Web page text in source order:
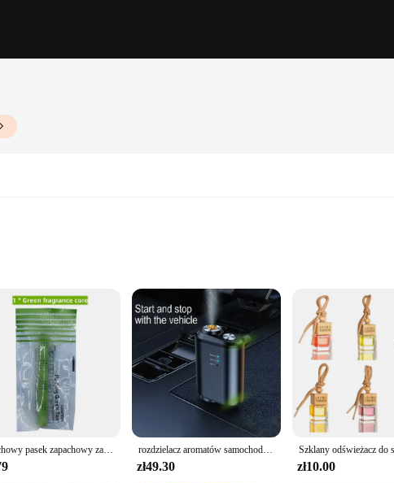
a sensory experience. Crafted with the finest essential oils and fragrances, this air
elegance, blends seamlessly into any decor, making it a stylish addition
stream of freshness without taking up too much space.
air purifier is versatile enough to adapt to any environment. Its performance
means that it's safe for both humans and pets, making it a perfect choice
easy to carry, making it an excellent choice for those on the go.
Zapachowy pasek zapachowy zamontowana w samochodzie odświeżacz do samochodu zapachowy w sztyfcie zapachowym z wylotem powietrza solid support 6 fragranc rozdzielacz aromatów samochodowych, trwały, bezprzewodowy do inteligentnego samochodu, klips do perfum, zapach powietrza, części zamienne do wnętrza samochodu
zł49.30 zł10.00